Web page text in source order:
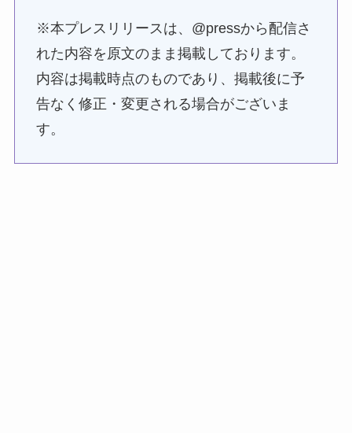
※本プレスリリースは、@pressから配信さ
れた内容を原文のまま掲載しております。
内容は掲載時点のものであり、掲載後に予
告なく修正・変更される場合がございま
す。